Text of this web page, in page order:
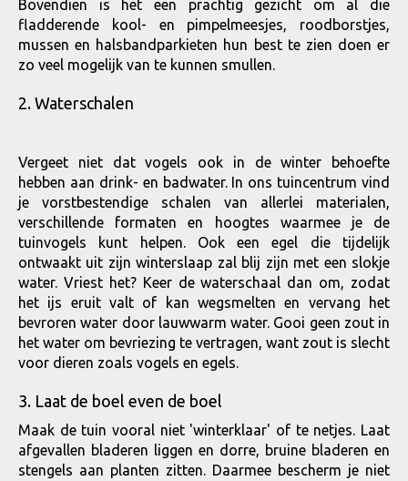
Bovendien is het een prachtig gezicht om al die
fladderende kool- en pimpelmeesjes, roodborstjes,
mussen en halsbandparkieten hun best te zien doen er
zo veel mogelijk van te kunnen smullen.
2. Waterschalen
Vergeet niet dat vogels ook in de winter behoefte
hebben aan drink- en badwater. In ons tuincentrum vind
je vorstbestendige schalen van allerlei materialen,
verschillende formaten en hoogtes waarmee je de
tuinvogels kunt helpen. Ook een egel die tijdelijk
ontwaakt uit zijn winterslaap zal blij zijn met een slokje
water. Vriest het? Keer de waterschaal dan om, zodat
het ijs eruit valt of kan wegsmelten en vervang het
bevroren water door lauwwarm water. Gooi geen zout in
het water om bevriezing te vertragen, want zout is slecht
voor dieren zoals vogels en egels.
3. Laat de boel even de boel
Maak de tuin vooral niet 'winterklaar' of te netjes. Laat
afgevallen bladeren liggen en dorre, bruine bladeren en
stengels aan planten zitten. Daarmee bescherm je niet